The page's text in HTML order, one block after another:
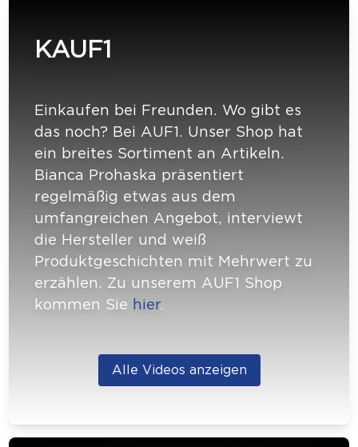
KAUF1
Einkaufen bei Freunden. Wo gibt es
das noch? Bei AUF1. Unser Shop hat
ein breites Sortiment an Artikeln.
Bianca Prohaska präsentiert
regelmäßig etwas aus dem
umfangreichen Angebot, interviewt
die Hersteller und weiß
Produktgeschichten mit Mehrwert zu
erzählen. Zu unserem AUF1 Shop
kommen Sie hier.
Alle Videos anzeigen